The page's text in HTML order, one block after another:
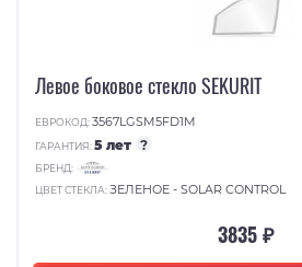
Левое боковое стекло SEKURIT
ЕВРОКОД:3567LGSM5FD1M
ГАРАНТИЯ:5 лет ?
БРЕНД:
ЦВЕТ СТЕКЛА:ЗЕЛЕНОЕ - SOLAR CONTROL
3835 ₽